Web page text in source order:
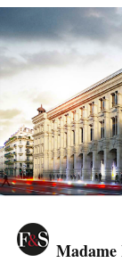
Madame